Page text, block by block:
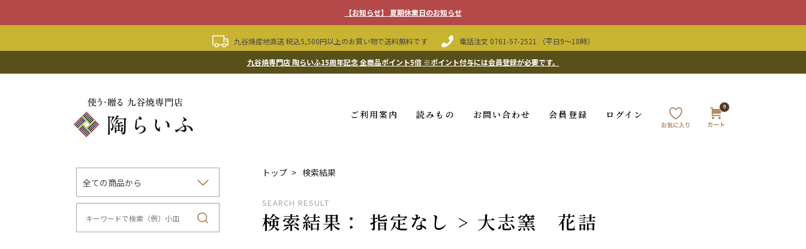
【お知らせ】 夏期休業日のお知らせ
九谷焼産地直送 税込5,500円以上のお買い物で送料無料です 電話注文 0761-57-2521 （平日9〜18時）
九谷焼専門店 陶らいふ15周年記念 全商品ポイント5倍※ポイント付与には会員登録が必要です。
ご利用案内 読みもの お問い合わせ 会員登録 ログイン
0
トップ 検索結果
SEARCH RESULT
検索結果： 指定なし > 大志窯 花詰